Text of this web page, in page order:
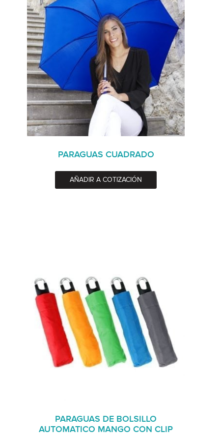
PARAGUAS CUADRADO
AÑADIR A COTIZACIÓN
PARAGUAS DE BOLSILLO
AUTOMATICO MANGO CON CLIP